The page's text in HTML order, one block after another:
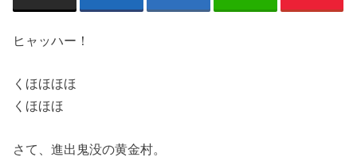
ヒャッハー！
くほほほほ
くほほほ
さて、進出鬼没の黄金村。